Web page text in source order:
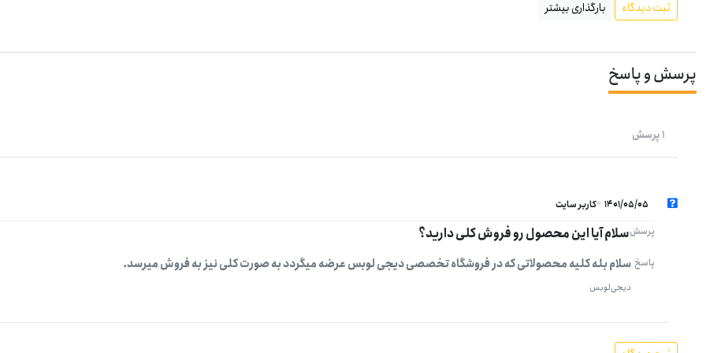
ثبت دیدگاه بارگذاری بیشتر
پرسش و پاسخ
1 پرسش
1401/05/05 کاربر سایت
پرسشسلام آیا این محصول رو فروش کلی دارید؟
پاسخ سلام بله کلیه محصولاتی که در فروشگاه تخصصی دیجی لوبس عرضه میگردد به صورت کلی نیز به فروش میرسد.
دیجی‌لوبس